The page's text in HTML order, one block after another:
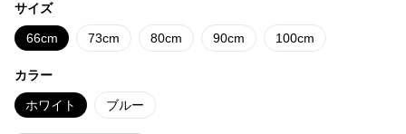
サイズ
66cm 73cm 80cm 90cm 100cm
カラー
ホワイト ブルー